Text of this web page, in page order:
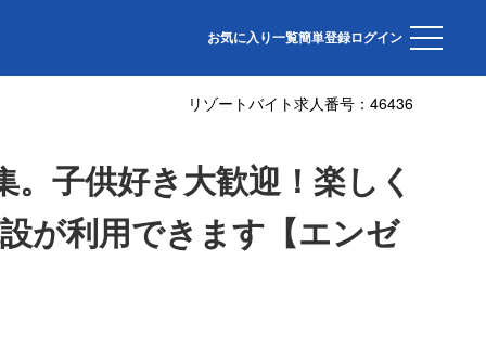
お気に入り一覧簡単登録ログイン
リゾートバイト求人番号： 46436
子供好き大歓迎！楽しく
が利用できます【エンゼ